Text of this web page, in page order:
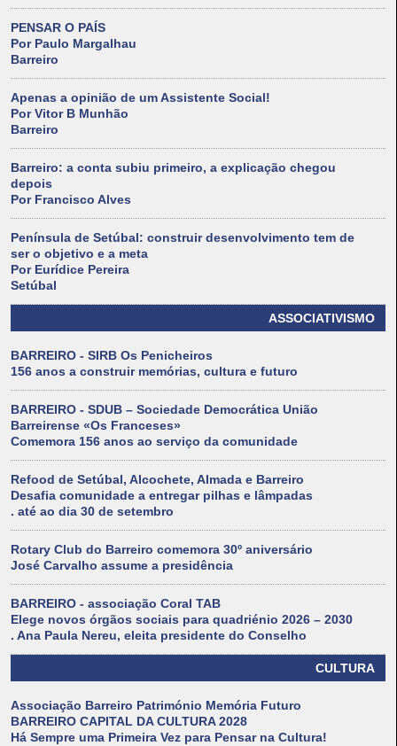
PENSAR O PAÍS
Por Paulo Margalhau
Barreiro
Apenas a opinião de um Assistente Social!
Por Vitor B Munhão
Barreiro
Barreiro: a conta subiu primeiro, a explicação chegou
depois
Por Francisco Alves
Península de Setúbal: construir desenvolvimento tem de
ser o objetivo e a meta
Por Eurídice Pereira
Setúbal
ASSOCIATIVISMO
BARREIRO - SIRB Os Penicheiros
156 anos a construir memórias, cultura e futuro
BARREIRO - SDUB – Sociedade Democrática União
Barreirense «Os Franceses»
Comemora 156 anos ao serviço da comunidade
Refood de Setúbal, Alcochete, Almada e Barreiro
Desafia comunidade a entregar pilhas e lâmpadas
. até ao dia 30 de setembro
Rotary Club do Barreiro comemora 30º aniversário
José Carvalho assume a presidência
BARREIRO - associação Coral TAB
Elege novos órgãos sociais para quadriénio 2026 – 2030
. Ana Paula Nereu, eleita presidente do Conselho
CULTURA
Associação Barreiro Património Memória Futuro
BARREIRO CAPITAL DA CULTURA 2028
Há Sempre uma Primeira Vez para Pensar na Cultura!